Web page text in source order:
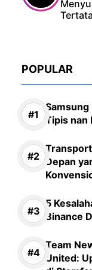
Tertata
POPULAR
Samsung
Tipis
Depan
5
Binance
Team
United: